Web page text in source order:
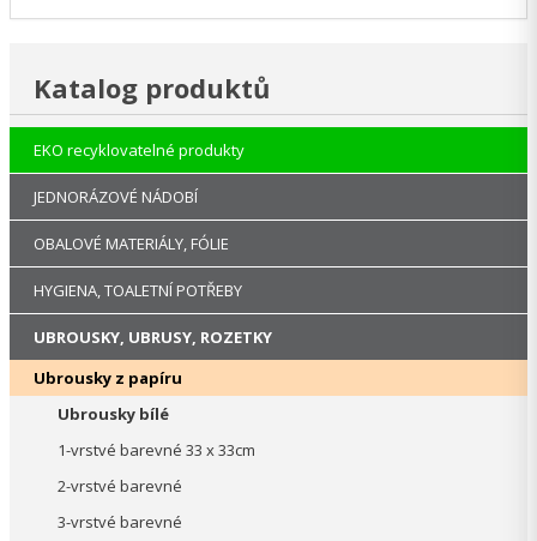
Katalog produktů
EKO recyklovatelné produkty
JEDNORÁZOVÉ NÁDOBÍ
OBALOVÉ MATERIÁLY, FÓLIE
HYGIENA, TOALETNÍ POTŘEBY
UBROUSKY, UBRUSY, ROZETKY
Ubrousky z papíru
Ubrousky bílé
1-vrstvé barevné 33 x 33cm
2-vrstvé barevné
3-vrstvé barevné